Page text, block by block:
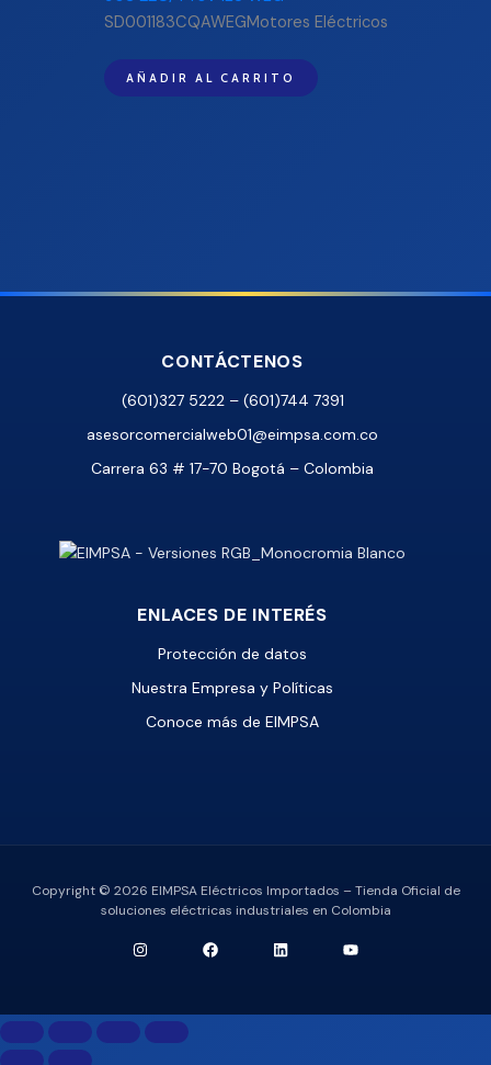
SD001183CQAWEGMotores Eléctricos
AÑADIR AL CARRITO
CONTÁCTENOS
(601)327 5222 – (601)744 7391
asesorcomercialweb01@eimpsa.com.co
Carrera 63 # 17-70 Bogotá – Colombia
ENLACES DE INTERÉS
Protección de datos
Nuestra Empresa y Políticas
Conoce más de EIMPSA
Copyright © 2026 EIMPSA Eléctricos Importados – Tienda Oficial de
soluciones eléctricas industriales en Colombia